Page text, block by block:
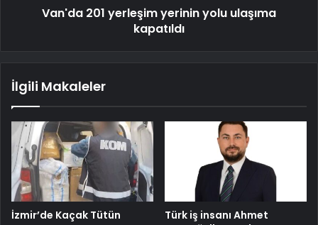
Van'da 201 yerleşim yerinin yolu ulaşıma
kapatıldı
İlgili Makaleler
İzmir’de Kaçak Tütün
Türk iş insanı Ahmet